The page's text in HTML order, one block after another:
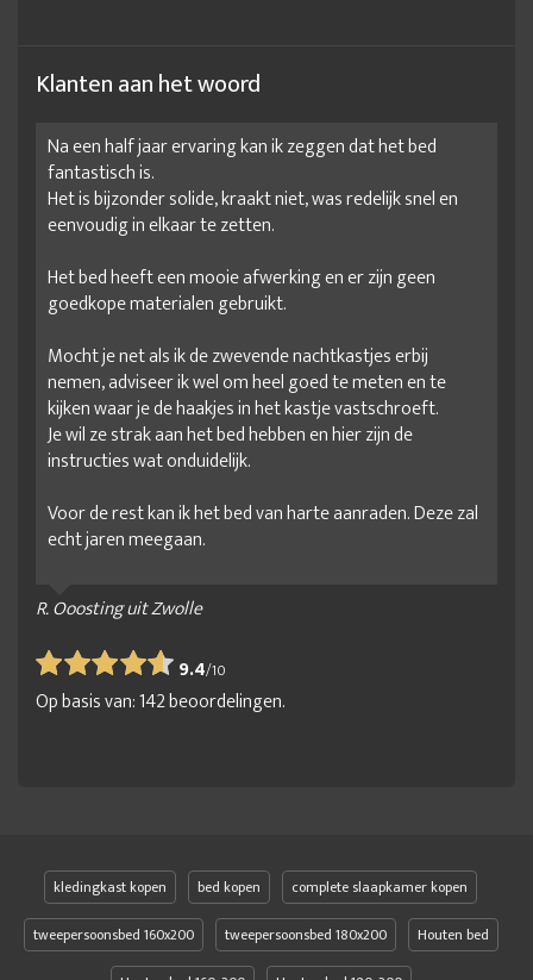
Klanten aan het woord
Na een half jaar ervaring kan ik zeggen dat het bed
fantastisch is.
Het is bijzonder solide, kraakt niet, was redelijk snel en
eenvoudig in elkaar te zetten.
Het bed heeft een mooie afwerking en er zijn geen
goedkope materialen gebruikt.
Mocht je net als ik de zwevende nachtkastjes erbij
nemen, adviseer ik wel om heel goed te meten en te
kijken waar je de haakjes in het kastje vastschroeft.
Je wil ze strak aan het bed hebben en hier zijn de
instructies wat onduidelijk.
Voor de rest kan ik het bed van harte aanraden. Deze zal
echt jaren meegaan.
R. Ooosting uit Zwolle
9.4/10
Op basis van:142beoordelingen.
kledingkast kopen bed kopen
complete slaapkamer kopen
tweepersoonsbed 160x200
tweepersoonsbed 180x200
Houten bed